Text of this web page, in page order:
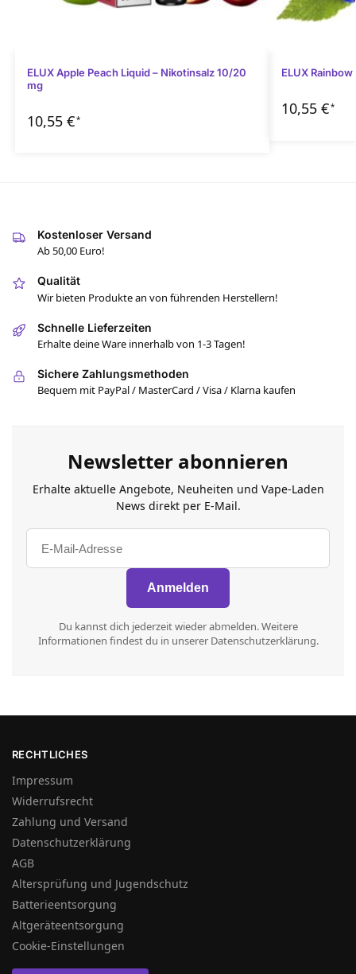
ELUX Apple Peach Liquid – Nikotinsalz 10/20
mg
10,55 €*
ELUX
10,55 €*
Kostenloser Versand
Ab 50,00 Euro!
Qualität
Wir bieten Produkte an von führenden Herstellern!
Schnelle Lieferzeiten
Erhalte deine Ware innerhalb von 1-3 Tagen!
Sichere Zahlungsmethoden
Bequem mit PayPal / MasterCard / Visa / Klarna kaufen
Newsletter abonnieren
Erhalte aktuelle Angebote, Neuheiten und Vape-Laden
News direkt per E-Mail.
Du kannst dich jederzeit wieder abmelden. Weitere
Informationen findest du in unserer Datenschutzerklärung.
RECHTLICHES
Impressum
Widerrufsrecht
Zahlung und Versand
Datenschutzerklärung
AGB
Altersprüfung und Jugendschutz
Batterieentsorgung
Altgeräteentsorgung
Cookie-Einstellungen